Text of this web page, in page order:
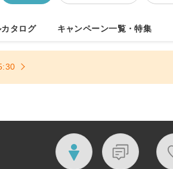
タログ キャンペーン一覧・特集